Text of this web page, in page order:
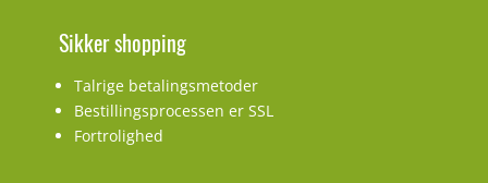
Sikker shopping
Talrige betalingsmetoder
Bestillingsprocessen er SSL
Fortrolighed